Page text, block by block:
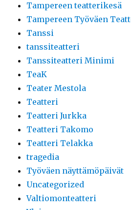
Tampereen teatterikesä
Tampereen Työväen
Tanssi
tanssiteatteri
Tanssiteatteri Minimi
TeaK
Teater Mestola
Teatteri
Teatteri Jurkka
Teatteri Takomo
Teatteri Telakka
tragedia
Työväen näyttämöpäivät
Uncategorized
Valtiomonteatteri